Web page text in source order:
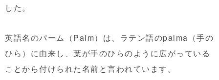
した。
英語名のパーム（Palm）は、ラテン語のpalma（手の
ひら）に由来し、葉が手のひらのように広がっている
ことから付けられた名前と言われています。